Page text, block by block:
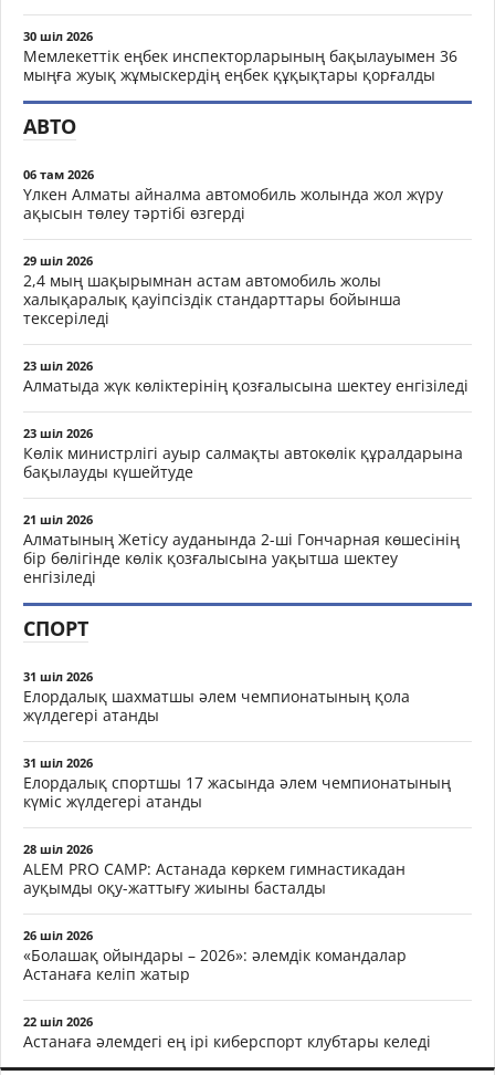
30 шіл 2026
Мемлекеттік еңбек инспекторларының бақылауымен 36
мыңға жуық жұмыскердің еңбек құқықтары қорғалды
АВТО
06 там 2026
Үлкен Алматы айналма автомобиль жолында жол жүру
ақысын төлеу тәртібі өзгерді
29 шіл 2026
2,4 мың шақырымнан астам автомобиль жолы
халықаралық қауіпсіздік стандарттары бойынша
тексеріледі
23 шіл 2026
Алматыда жүк көліктерінің қозғалысына шектеу енгізіледі
23 шіл 2026
Көлік министрлігі ауыр салмақты автокөлік құралдарына
бақылауды күшейтуде
21 шіл 2026
Алматының Жетісу ауданында 2-ші Гончарная көшесінің
бір бөлігінде көлік қозғалысына уақытша шектеу
енгізіледі
СПОРТ
31 шіл 2026
Елордалық шахматшы әлем чемпионатының қола
жүлдегері атанды
31 шіл 2026
Елордалық спортшы 17 жасында әлем чемпионатының
күміс жүлдегері атанды
28 шіл 2026
ALEM PRO CAMP: Астанада көркем гимнастикадан
ауқымды оқу-жаттығу жиыны басталды
26 шіл 2026
«Болашақ ойындары – 2026»: әлемдік командалар
Астанаға келіп жатыр
22 шіл 2026
Астанаға әлемдегі ең ірі киберспорт клубтары келеді